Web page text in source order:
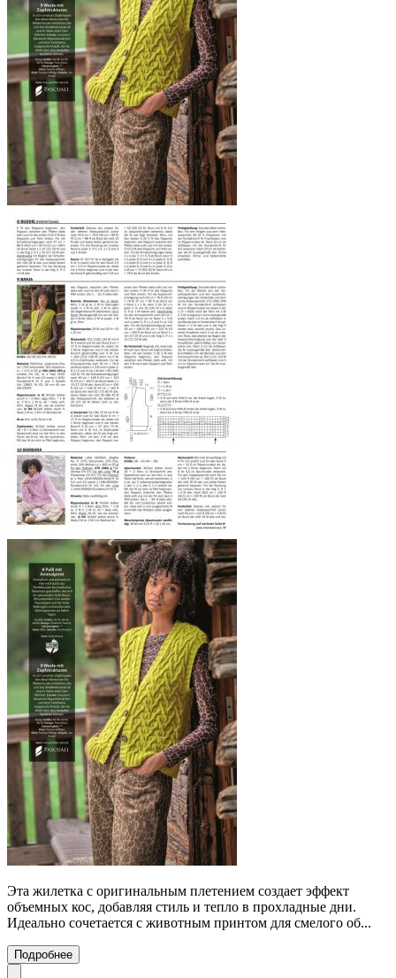
Эта жилетка с оригинальным плетением создает эффект
объемных кос, добавляя стиль и тепло в прохладные дни.
Идеально сочетается с животным принтом для смелого об...
Подробнее